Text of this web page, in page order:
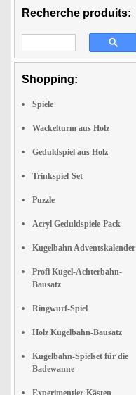
Recherche produits:
Shopping:
Spiele
Wackelturm aus Holz
Geduldspiel aus Holz
Trinkspiel-Set
Puzzle
Acryl Geduldspiele-Pack
Kugelbahn Adventskalender
Profi Kugel-Achterbahn-
Bausatz
Ringwurf-Spiel
Holz Kugelbahn-Bausatz
Kugelbahn-Spielset für die
Badewanne
Experimentier-Kästen